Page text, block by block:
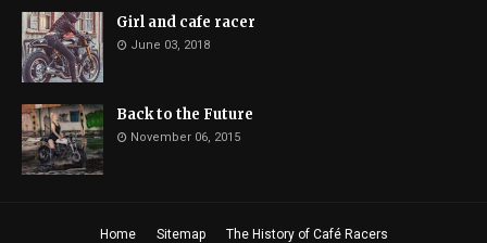
Girl and cafe racer
June 03, 2018
Back to the Future
November 06, 2015
Home Sitemap The History of Café Racers